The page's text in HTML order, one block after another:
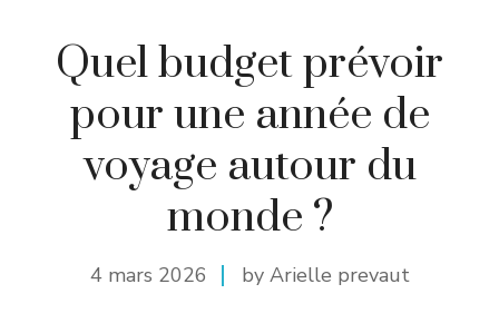
Quel budget prévoir
pour une année de
voyage autour du
monde ?
4 mars 2026 by Arielle prevaut